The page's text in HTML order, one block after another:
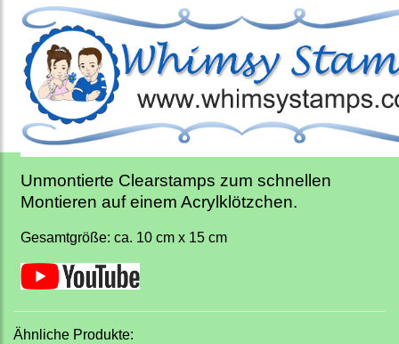
Unmontierte Clearstamps zum schnellen
Montieren auf einem Acrylklötzchen.
Gesamtgröße: ca. 10 cm x 15 cm
Ähnliche Produkte: